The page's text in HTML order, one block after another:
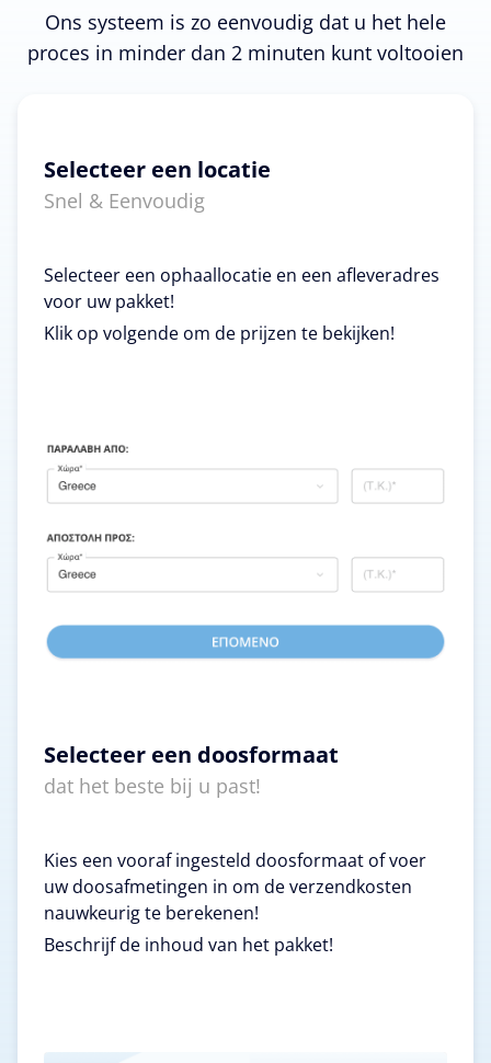
Ons systeem is zo eenvoudig dat u het hele
proces in minder dan 2 minuten kunt voltooien
Selecteer een locatie
Snel & Eenvoudig
Selecteer een ophaallocatie en een afleveradres
voor uw pakket!
Klik op volgende om de prijzen te bekijken!
Selecteer een doosformaat
dat het beste bij u past!
Kies een vooraf ingesteld doosformaat of voer
uw doosafmetingen in om de verzendkosten
nauwkeurig te berekenen!
Beschrijf de inhoud van het pakket!